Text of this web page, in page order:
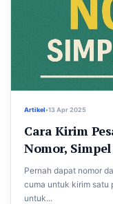
Artikel•13 Apr 2025
Cara Kirim
Nomor,
Pernah dapat nomor
cuma untuk kirim satu
untuk...